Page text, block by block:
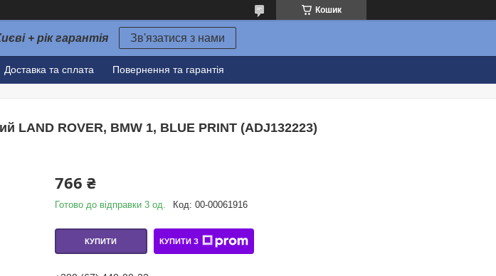
Кошик
+ рік гарантія Зв'язатися з нами
Доставка та сплата Повернення та гарантія
LAND ROVER, BMW 1, BLUE PRINT (ADJ132223)
766 ₴
Готово до відправки 3 од. Код: 00-00061916
КУПИТИ КУПИТИ З